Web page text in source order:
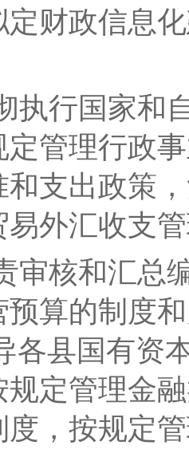
定财政信息
执行国家和
定管理行政
和支出政策
易外汇收支
审核和汇总
预算的制度
各县国有资
规定管理金
度，按规定